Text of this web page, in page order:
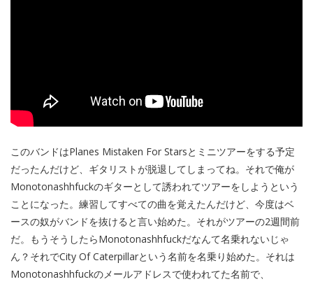
このバンドはPlanes Mistaken For Starsとミニツアーをする予定
だったんだけど、ギタリストが脱退してしまってね。それで俺が
Monotonashhfuckのギターとして誘われてツアーをしようという
ことになった。練習してすべての曲を覚えたんだけど、今度はベ
ースの奴がバンドを抜けると言い始めた。それがツアーの2週間前
だ。もうそうしたらMonotonashhfuckだなんて名乗れないじゃ
ん？それでCity Of Caterpillarという名前を名乗り始めた。それは
Monotonashhfuckのメールアドレスで使われてた名前で、